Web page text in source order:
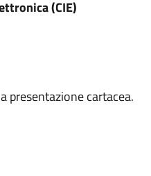
(CIE)
presentazione cartacea.